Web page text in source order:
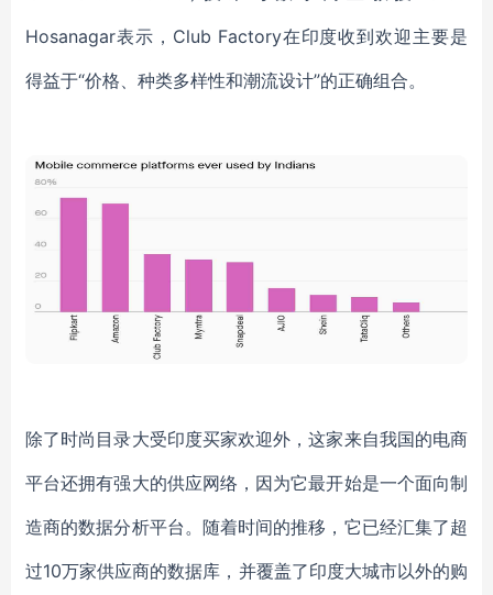
Hosanagar表示，Club Factory在印度收到欢迎主要是
得益于“价格、种类多样性和潮流设计”的正确组合。
除了时尚目录大受印度买家欢迎外，这家来自我国的电商
平台还拥有强大的供应网络，因为它最开始是一个面向制
造商的数据分析平台。随着时间的推移，它已经汇集了超
过10万家供应商的数据库，并覆盖了印度大城市以外的购